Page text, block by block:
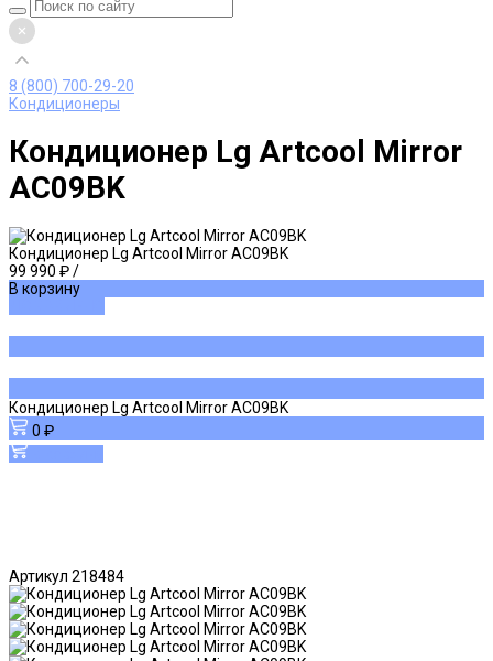
8 (800) 700-29-20
Кондиционеры
Кондиционер Lg Artcool Mirror
AC09BK
Кондиционер Lg Artcool Mirror AC09BK
99 990 ₽/
В корзину
Кондиционер Lg Artcool Mirror AC09BK
0 ₽
Артикул 218484